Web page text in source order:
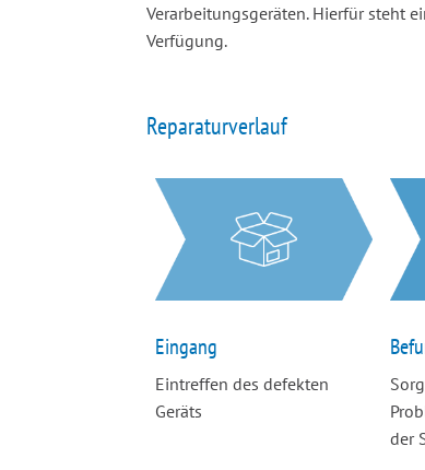
Verarbeitungsgeräten. Hierfür steht
Verfügung.
Reparaturverlauf
Eingang
Eintreffen des defekten
Geräts
der